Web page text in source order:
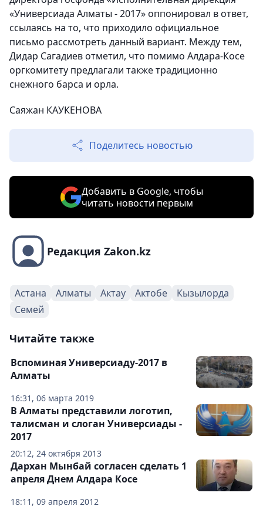
«Универсиада Алматы - 2017» оппонировал в ответ,
ссылаясь на то, что приходило официальное
письмо рассмотреть данный вариант. Между тем,
Дидар Сагадиев отметил, что помимо Алдара-Косе
оргкомитету предлагали также традиционно
снежного барса и орла.
Саяжан КАУКЕНОВА
Поделитесь новостью
Добавить в Google, чтобы
читать новости первым
Редакция Zakon.kz
Астана Алматы Актау Актобе
Кызылорда
Семей
Читайте также
16:31, 06 марта 2019
Вспоминая Универсиаду-2017 в
Алматы
20:12, 24 октября 2013
В Алматы представили логотип,
талисман и слоган Универсиады -
2017
18:11, 09 апреля 2012
Дархан Мынбай согласен сделать 1
апреля Днем Алдара Косе